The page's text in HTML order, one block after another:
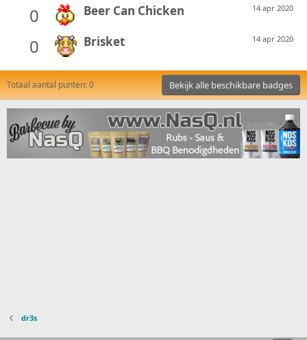
0 14 apr 2020
Beer Can Chicken
0 14 apr 2020
Brisket
Totaal aantal punten: 0 Bekijk alle beschikbare badges
dr3s